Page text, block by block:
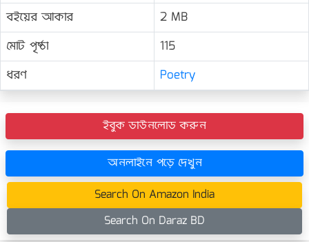
বইয়ের আকার
2 MB
মোট পৃষ্ঠা
115
ধরণ
Poetry
ইবুক ডাউনলোড করুন
অনলাইনে পড়ে দেখুন
Search On Amazon India
Search On Daraz BD